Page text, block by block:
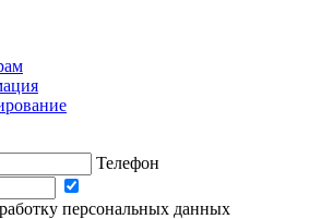
Телефон
персональных данных